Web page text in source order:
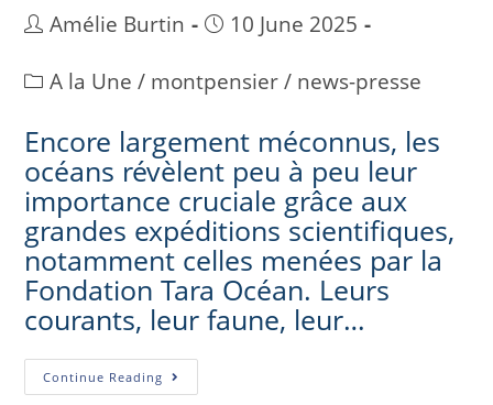
Amélie Burtin
10 June 2025
A la Une / montpensier / news-presse
Encore largement méconnus, les
océans révèlent peu à peu leur
importance cruciale grâce aux
grandes expéditions scientifiques,
notamment celles menées par la
Fondation Tara Océan. Leurs
courants, leur faune, leur…
Continue Reading